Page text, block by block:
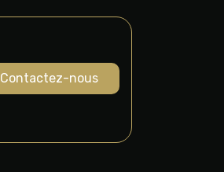
Contactez-nous